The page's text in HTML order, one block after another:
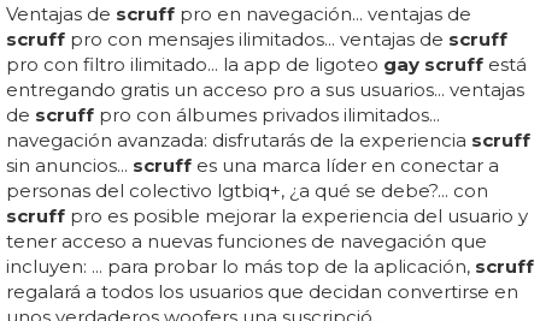
Ventajas de scruff pro en navegación... ventajas de
scruff pro con mensajes ilimitados... ventajas de scruff
pro con filtro ilimitado... la app de ligoteo gay scruff está
entregando gratis un acceso pro a sus usuarios... ventajas
de scruff pro con álbumes privados ilimitados...
navegación avanzada: disfrutarás de la experiencia scruff
sin anuncios... scruff es una marca líder en conectar a
personas del colectivo lgtbiq+, ¿a qué se debe?... con
scruff pro es posible mejorar la experiencia del usuario y
tener acceso a nuevas funciones de navegación que
incluyen: ... para probar lo más top de la aplicación, scruff
regalará a todos los usuarios que decidan convertirse en